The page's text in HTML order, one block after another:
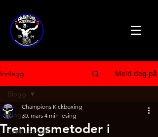
Innlegg Meld deg på
Blogg
Konkurranser
Blogg
Treningsmetoder i
Champions Kickboxing
30. mars 4 min lesing